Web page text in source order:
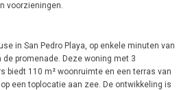
voorzieningen.
in San Pedro Playa, op enkele minuten van
promenade. Deze woning met 3
biedt 110 m² woonruimte en een terras van
een toplocatie aan zee. De ontwikkeling is